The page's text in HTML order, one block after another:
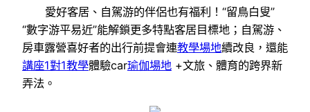
愛好客居、自駕游的伴侶也有福利！“留鳥白叟”
“數字游平易近”能解鎖更多特點客居目標地；自駕游、
房車露營喜好者的出行前提會連教學場地續改良，還能
講座1對1教學體驗car瑜伽場地 +文旅、體育的跨界新
弄法。